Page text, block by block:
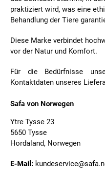
praktiziert wird, was eine
Behandlung der Tiere
Diese Marke verbindet
vor der Natur und Komfort.
Für die Bedürfnisse
Kontaktdaten unseres
Safa von Norwegen
Ytre Tysse 23
5650 Tysse
Hordaland, Norwegen
E-Mail: